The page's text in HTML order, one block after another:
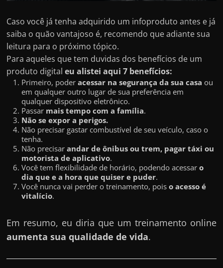
Caso você já tenha adquirido um infoproduto antes e já
saiba o quão vantajoso é, recomendo que adiante sua
leitura para o próximo tópico.
Para aqueles que tem duvidas dos benefícios de um
produto digitaleu alistei aqui 7 benefícios:
Primeiro, poderacessar na segurança da sua casa ou
em qualquer outro lugar de sua preferência em
qualquer dispositivo eletrônico.
Passar mais tempo com a família.
Não se expor a perigos.
Não precisar gastar combustível de seu veículo, caso o
tenha.
Não precisarandar de ônibus ou trem, pagar táxi ou
motorista de aplicativo.
Você tem flexibilidade de horário, podendo acessaro
dia que e a hora que quiser e puder.
Você nunca vai perder o treinamento, poiso acesso é
vitalício.
Em resumo, eu diria que um treinamento online
aumenta sua qualidade de vida.